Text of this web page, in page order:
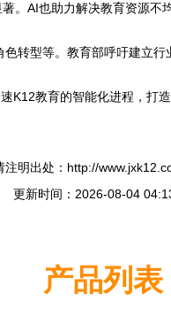
AI也助力解决教育资源不
转型等。教育部呼吁建立行
教育的智能化进程，打
注明出处：http://
更新时间：2026-08-04
产品列表